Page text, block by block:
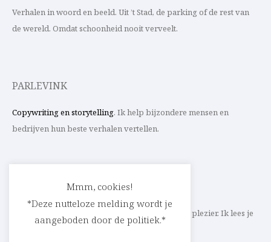
Verhalen in woord en beeld. Uit ’t Stad, de parking of de rest van
de wereld. Omdat schoonheid nooit verveelt.
PARLEVINK
Copywriting en storytelling. Ik help bijzondere mensen en
bedrijven hun beste verhalen vertellen.
Schrijf ik straks mee aan jouw verhaal? Met veel plezier. Ik lees je
heel graag op
cedric@parlevink.be
Mmm, cookies!
*Deze nutteloze melding wordt je
aangeboden door de politiek.*